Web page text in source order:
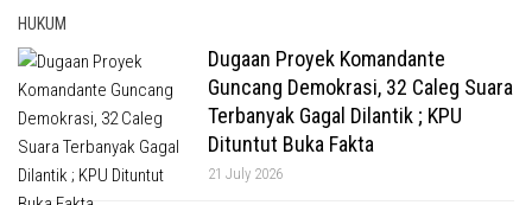
HUKUM
Dugaan Proyek Komandante
Guncang Demokrasi, 32 Caleg Suara
Terbanyak Gagal Dilantik ; KPU
Dituntut Buka Fakta
21 July 2026